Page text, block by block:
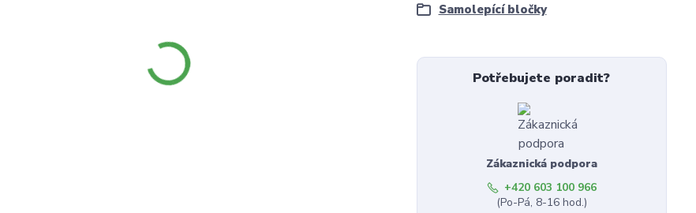
Samolepící bločky
Potřebujete poradit?
Zákaznická podpora
+420 603 100 966
(Po-Pá, 8-16 hod.)